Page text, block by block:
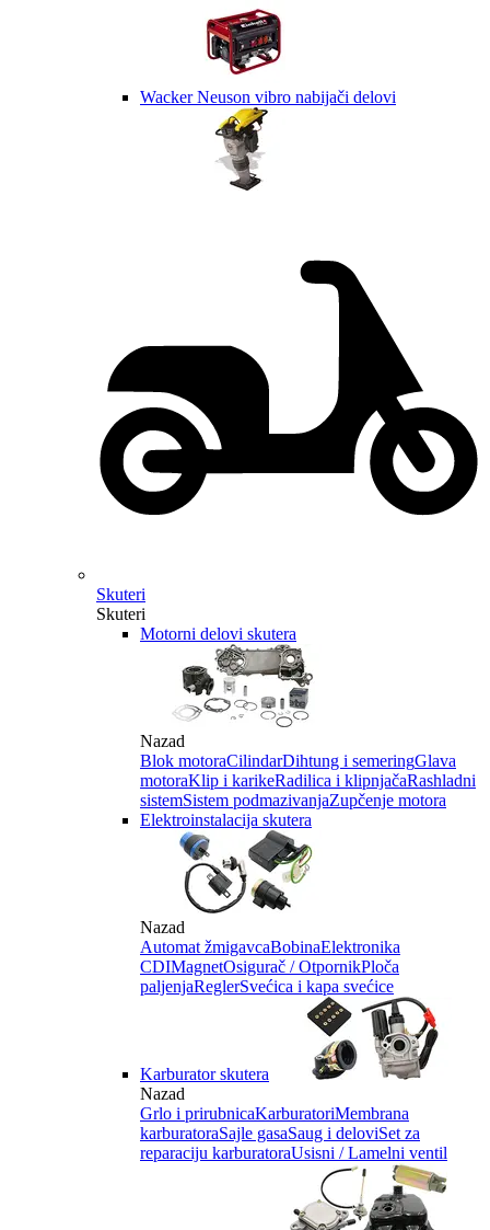
Wacker Neuson vibro nabijači delovi
Skuteri
Skuteri
Motorni delovi skutera
Nazad
Blok motoraCilindarDihtung i semeringGlava
motoraKlip i karikeRadilica i klipnjačaRashladni
sistemSistem podmazivanjaZupčenje motora
Elektroinstalacija skutera
Nazad
Automat žmigavcaBobinaElektronika
CDIMagnetOsigurač / OtpornikPloča
paljenjaReglerSvećica i kapa svećice
Karburator skutera
Nazad
Grlo i prirubnicaKarburatoriMembrana
karburatoraSajle gasaSaug i deloviSet za
reparaciju karburatoraUsisni / Lamelni ventil